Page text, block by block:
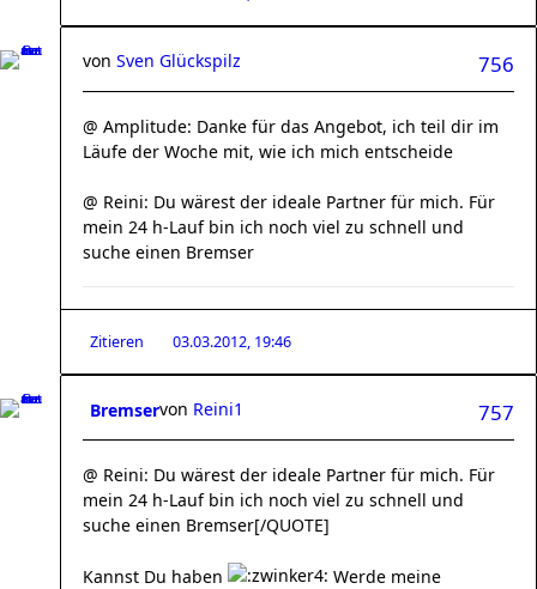
756
von Sven Glückspilz
@ Amplitude: Danke für das Angebot, ich teil dir im
Läufe der Woche mit, wie ich mich entscheide
@ Reini: Du wärest der ideale Partner für mich. Für
mein 24 h-Lauf bin ich noch viel zu schnell und
suche einen Bremser
Zitieren 03.03.2012, 19:46
Bremser 757
von Reini1
@ Reini: Du wärest der ideale Partner für mich. Für
mein 24 h-Lauf bin ich noch viel zu schnell und
suche einen Bremser[/QUOTE]
Kannst Du haben
Werde meine